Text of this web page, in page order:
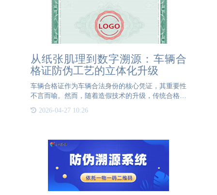
从纸张肌理到数字溯源：车辆合
格证防伪工艺的立体化升级
车辆合格证作为车辆合法身份的核心凭证，其重要性
不言而喻。然而，随着造假技术的升级，传统合格证
采用全维度防伪工艺，将防伪技术渗透至证件的每一
2026-04-27 10:26